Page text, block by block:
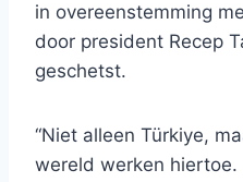
in overeenstemming
door president Recep
geschetst.
“Niet alleen Türkiye,
wereld werken